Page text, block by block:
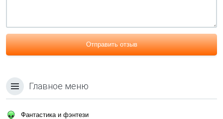
Отправить отзыв
Главное меню
Фантастика и фэнтези